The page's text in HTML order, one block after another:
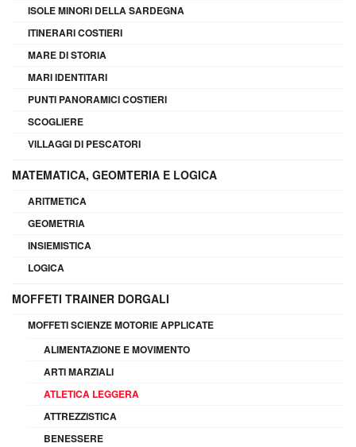
ISOLE MINORI DELLA SARDEGNA
ITINERARI COSTIERI
MARE DI STORIA
MARI IDENTITARI
PUNTI PANORAMICI COSTIERI
SCOGLIERE
VILLAGGI DI PESCATORI
MATEMATICA, GEOMTERIA E LOGICA
ARITMETICA
GEOMETRIA
INSIEMISTICA
LOGICA
MOFFETI TRAINER DORGALI
MOFFETI SCIENZE MOTORIE APPLICATE
ALIMENTAZIONE E MOVIMENTO
ARTI MARZIALI
ATLETICA LEGGERA
ATTREZZISTICA
BENESSERE